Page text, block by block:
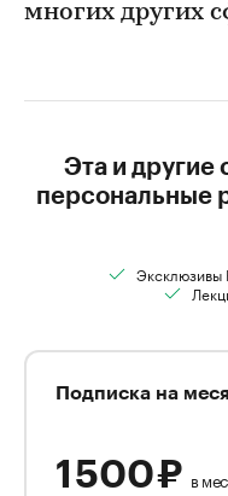
многих других
Эта и другие
персональные
Эксклюзивы
Подписка на
1 500 ₽ в